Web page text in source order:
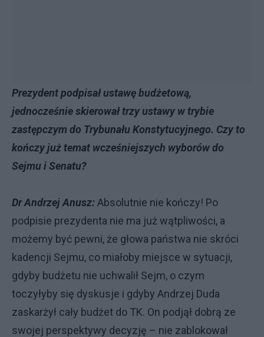
Prezydent podpisał ustawę budżetową,
jednocześnie skierował trzy ustawy w trybie
zastępczym do Trybunału Konstytucyjnego. Czy to
kończy już temat wcześniejszych wyborów do
Sejmu i Senatu?
Dr Andrzej Anusz: Absolutnie nie kończy! Po
podpisie prezydenta nie ma już wątpliwości, a
możemy być pewni, że głowa państwa nie skróci
kadencji Sejmu, co miałoby miejsce w sytuacji,
gdyby budżetu nie uchwalił Sejm, o czym
toczyłyby się dyskusje i gdyby Andrzej Duda
zaskarżył cały budżet do TK. On podjął dobrą ze
swojej perspektywy decyzję – nie zablokował